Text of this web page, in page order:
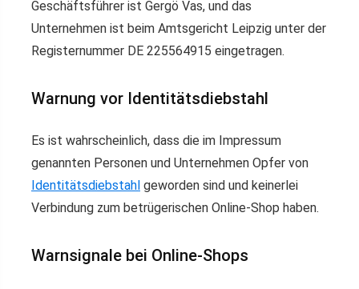
Geschäftsführer ist Gergö Vas, und das
Unternehmen ist beim Amtsgericht Leipzig unter der
Registernummer DE 225564915 eingetragen.
Warnung vor Identitätsdiebstahl
Es ist wahrscheinlich, dass die im Impressum
genannten Personen und Unternehmen Opfer von
Identitätsdiebstahl geworden sind und keinerlei
Verbindung zum betrügerischen Online-Shop haben.
Warnsignale bei Online-Shops